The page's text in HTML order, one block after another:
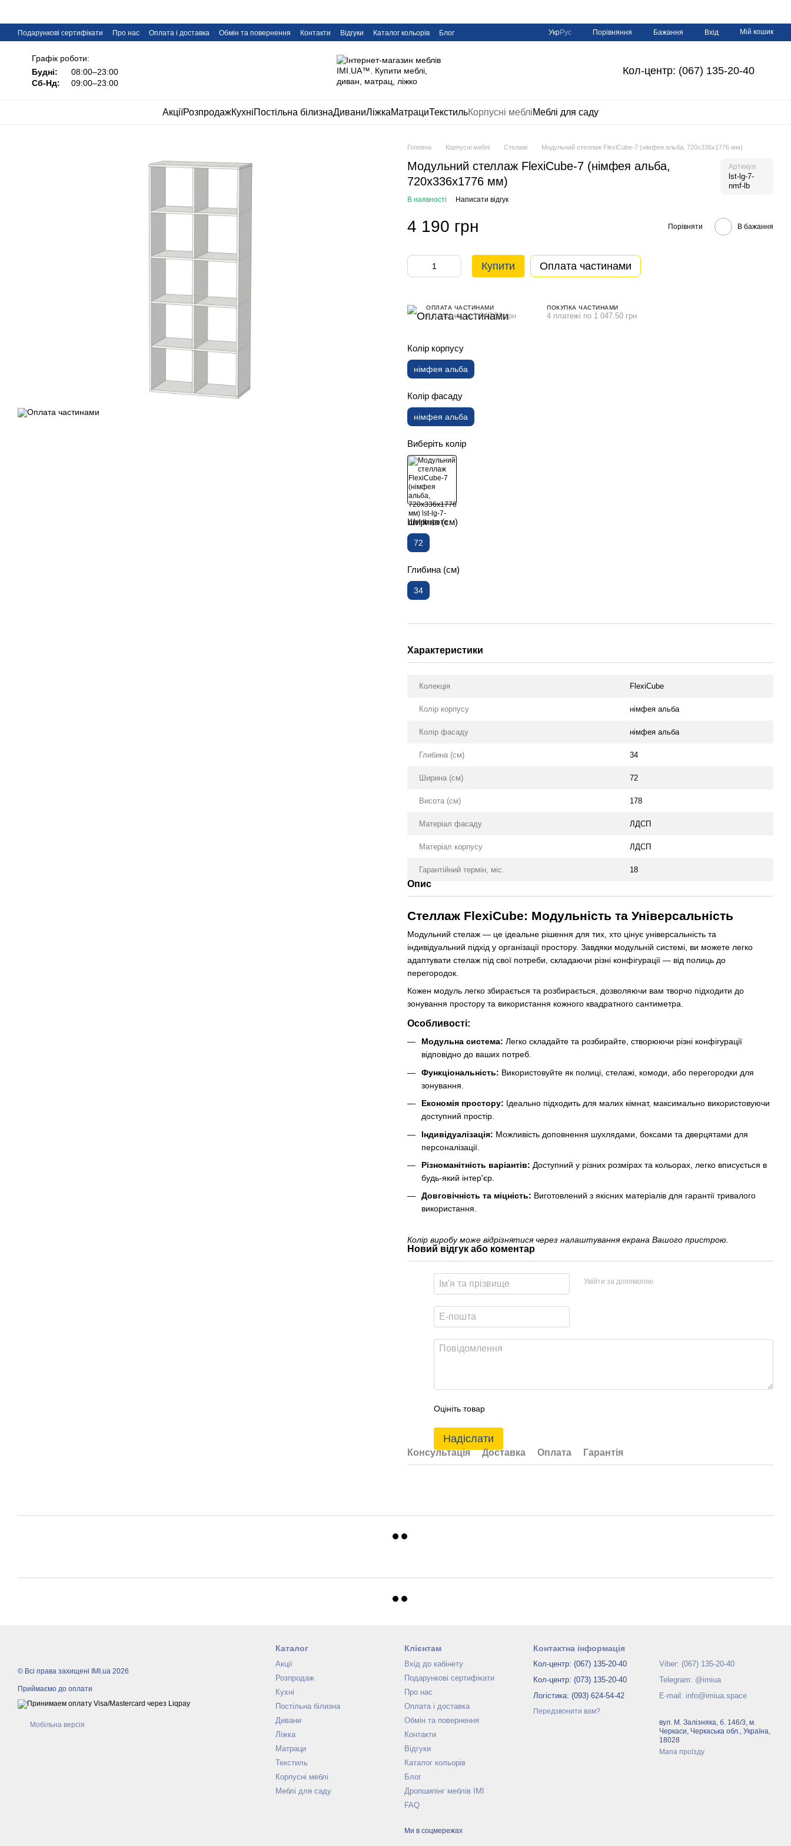
Подарункові сертифікати Про нас Оплата і доставка Обмін та повернення Контакти Відгуки Каталог кольорів
Блог
УкрРус Порівняння Бажання Вхід Мій кошик
Графік роботи:
Будні:
08:00–23:00
Сб-Нд:
09:00–23:00
Кол-центр: (067) 135-20-40
АкціїРозпродажКухніПостільна білизнаДиваниЛіжкаМатрациТекстильКорпусні мебліМеблі для саду
Головна Корпусні меблі Стелажі Модульний стеллаж FlexiCube-7 (німфея альба, 720х336х1776 мм)
Модульний стеллаж FlexiCube-7 (німфея альба,
720х336х1776 мм)
Артикул
lst-lg-7-
nmf-lb
В наявності Написати відгук
4 190 грн Порівняти В бажання
Купити Оплата частинами
ОПЛАТА ЧАСТИНАМИ
4 платежі по 1 047.50 грн
ПОКУПКА ЧАСТИНАМИ
4 платежі по 1 047.50 грн
Колір корпусу
німфея альба
Колір фасаду
німфея альба
Виберіть колір
Ширина (см)
72
Глибина (см)
34
Характеристики
Колекція FlexiCube
Колір корпусу німфея альба
Колір фасаду німфея альба
Глибина (см) 34
Ширина (см) 72
Висота (см) 178
Матеріал фасаду ЛДСП
Матеріал корпусу ЛДСП
Гарантійний термін, міс. 18
Опис
Стеллаж FlexiCube: Модульність та Універсальність
Модульний стелаж — це ідеальне рішення для тих, хто цінує універсальність та
індивідуальний підхід у організації простору. Завдяки модульній системі, ви можете легко
адаптувати стелаж під свої потреби, складаючи різні конфігурації — від полиць до
перегородок.
Кожен модуль легко збирається та розбирається, дозволяючи вам творчо підходити до
зонування простору та використання кожного квадратного сантиметра.
Особливості:
Модульна система: Легко складайте та розбирайте, створюючи різні конфігурації
відповідно до ваших потреб.
Функціональність: Використовуйте як полиці, стелажі, комоди, або перегородки для
зонування.
Економія простору: Ідеально підходить для малих кімнат, максимально використовуючи
доступний простір.
Індивідуалізація: Можливість доповнення шухлядами, боксами та дверцятами для
персоналізації.
Різноманітність варіантів: Доступний у різних розмірах та кольорах, легко вписується в
будь-який інтер'єр.
Довговічність та міцність: Виготовлений з якісних матеріалів для гарантії тривалого
використання.
Колір виробу може відрізнятися через налаштування екрана Вашого пристрою.
Новий відгук або коментар
Увійти за допомогою
Оцініть товар
Надіслати
Консультація Доставка Оплата Гарантія
© Всі права захищені IMI.ua 2026
Приймаємо до оплати
Мобільна версія
Каталог
Акції
Розпродаж
Кухні
Постільна білизна
Дивани
Ліжка
Матраци
Текстиль
Корпусні меблі
Меблі для саду
Клієнтам
Вхід до кабінету
Подарункові сертифікати
Про нас
Оплата і доставка
Обмін та повернення
Контакти
Відгуки
Каталог кольорів
Блог
Дропшипінг меблів IMI
FAQ
Ми в соцмережах
Контактна інформація
Кол-центр: (067) 135-20-40
Кол-центр: (073) 135-20-40
Логістика: (093) 624-54-42
Передзвонити вам?
Viber: (067) 135-20-40
Telegram: @imiua
E-mail: info@imiua.space
вул. М. Залізняка, б. 146/3, м.
Черкаси, Черкаська обл., Україна,
18028
Мапа проїзду